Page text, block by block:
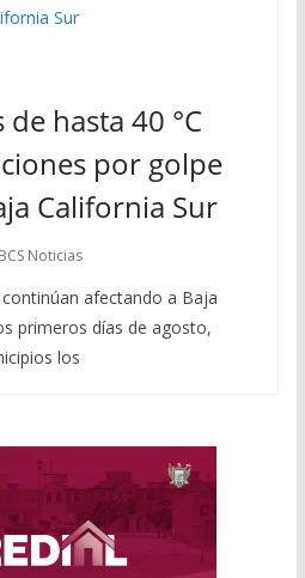
hasta 40 °C
por golpe
California Sur
Noticias
afectando a Baja
primeros días de agosto,
los